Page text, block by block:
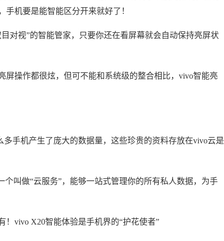
手机要是能智能区分开来就好了！
对视”的智能管家，只要你还在看屏幕就会自动保持亮屏状
屏操作都很炫，但可不能和系统级的整合相比，vivo智能亮
多手机产生了庞大的数据量，这些珍贵的资料存放在vivo云是
个叫做“云服务”，能够一站式管理你的所有私人数据，为手